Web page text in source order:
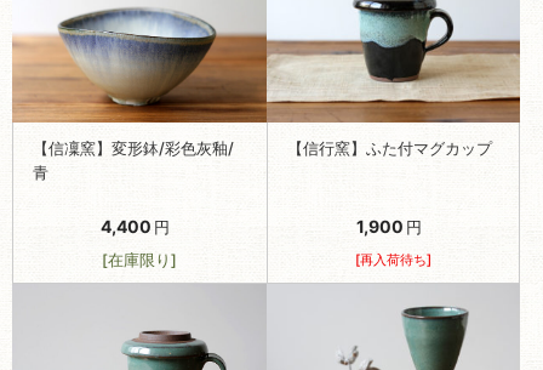
【信凜窯】変形鉢/彩色灰釉/
青
4,400 円
[在庫限り]
【信行窯】ふた付マグカップ
1,900 円
[再入荷待ち]